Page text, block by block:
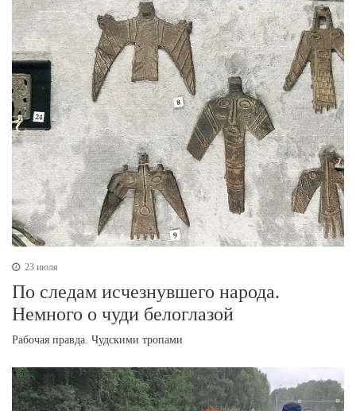
23 июля
По следам исчезнувшего народа.
Немного о чуди белоглазой
Рабочая правда. Чудскими тропами